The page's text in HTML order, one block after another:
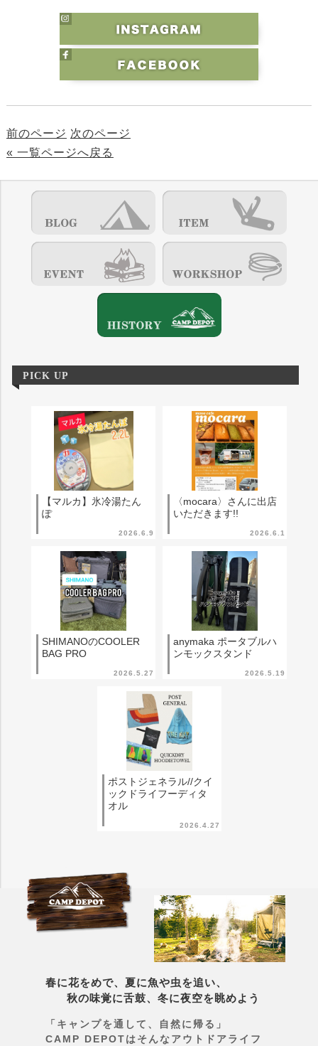
前のページ 次のページ
« 一覧ページへ戻る
PICK UP
2026.6.9
【マルカ】氷冷湯たん
ぽ
2026.6.1
〈mocara〉さんに出店
いただきます!!
2026.5.27
SHIMANOのCOOLER
BAG PRO
2026.5.19
anymaka ポータブルハ
ンモックスタンド
2026.4.27
ポストジェネラル//クイ
ックドライフーディタ
オル
春に花をめで、夏に魚や虫を追い、
秋の味覚に舌鼓、冬に夜空を眺めよう
「キャンプを通して、自然に帰る」
CAMP DEPOTはそんなアウトドアライフ